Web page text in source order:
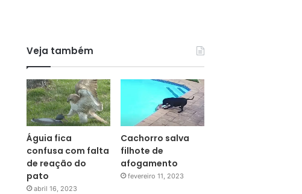
Veja também
Águia fica
confusa com falta
de reação do
pato
abril 16, 2023
Cachorro salva
filhote de
afogamento
fevereiro 11, 2023